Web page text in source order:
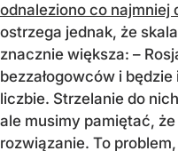
odnaleziono co najmniej
ostrzega jednak, że
znacznie większa: –
bezzałogowców i
liczbie. Strzelanie do
ale musimy pamiętać,
rozwiązanie. To